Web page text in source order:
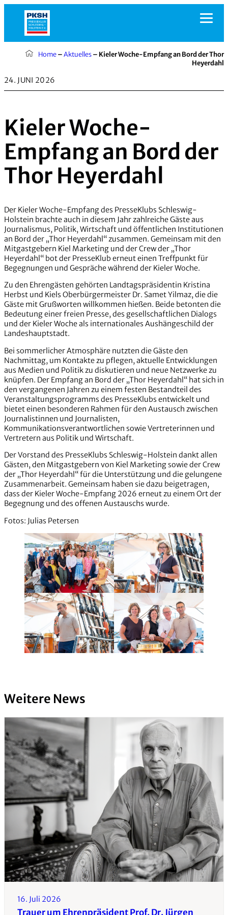
springen
Home–Aktuelles– Kieler Woche-Empfang an Bord der Thor
Heyerdahl
24. JUNI 2026
Kieler Woche-
Empfang an Bord der
Thor Heyerdahl
Der Kieler Woche-Empfang des PresseKlubs Schleswig-
Holstein brachte auch in diesem Jahr zahlreiche Gäste aus
Journalismus, Politik, Wirtschaft und öffentlichen Institutionen
an Bord der „Thor Heyerdahl“ zusammen. Gemeinsam mit den
Mitgastgebern Kiel Marketing und der Crew der „Thor
Heyerdahl“ bot der PresseKlub erneut einen Treffpunkt für
Begegnungen und Gespräche während der Kieler Woche.
Zu den Ehrengästen gehörten Landtagspräsidentin Kristina
Herbst und Kiels Oberbürgermeister Dr. Samet Yilmaz, die die
Gäste mit Grußworten willkommen hießen. Beide betonten die
Bedeutung einer freien Presse, des gesellschaftlichen Dialogs
und der Kieler Woche als internationales Aushängeschild der
Landeshauptstadt.
Bei sommerlicher Atmosphäre nutzten die Gäste den
Nachmittag, um Kontakte zu pflegen, aktuelle Entwicklungen
aus Medien und Politik zu diskutieren und neue Netzwerke zu
knüpfen. Der Empfang an Bord der „Thor Heyerdahl“ hat sich in
den vergangenen Jahren zu einem festen Bestandteil des
Veranstaltungsprogramms des PresseKlubs entwickelt und
bietet einen besonderen Rahmen für den Austausch zwischen
Journalistinnen und Journalisten,
Kommunikationsverantwortlichen sowie Vertreterinnen und
Vertretern aus Politik und Wirtschaft.
Der Vorstand des PresseKlubs Schleswig-Holstein dankt allen
Gästen, den Mitgastgebern von Kiel Marketing sowie der Crew
der „Thor Heyerdahl“ für die Unterstützung und die gelungene
Zusammenarbeit. Gemeinsam haben sie dazu beigetragen,
dass der Kieler Woche-Empfang 2026 erneut zu einem Ort der
Begegnung und des offenen Austauschs wurde.
Fotos: Julias Petersen
Weitere News
16. Juli 2026
Trauer um Ehrenpräsident Prof. Dr. Jürgen